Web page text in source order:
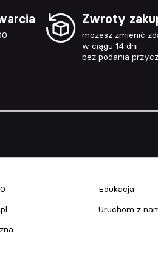
Zwroty
możesz zmienić
w ciągu 14 dni
bez podania
Edukacja
Uruchom z